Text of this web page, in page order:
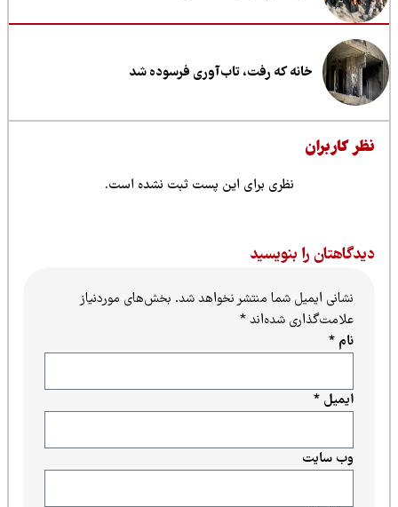
خانه که رفت، تاب‌آوری فرسوده شد
کاربران
نظری برای این پست ثبت نشده است.
را بنویسید
نشانی ایمیل شما منتشر نخواهد شد.بخش‌های موردنیاز
علامت‌گذاری شده‌اند*
ایمیل*
وب‌ سایت